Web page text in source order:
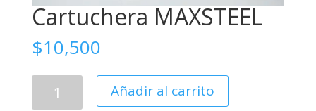
Cartuchera MAXSTEEL
$10,500
MAXSTEEL
Añadir al carrito